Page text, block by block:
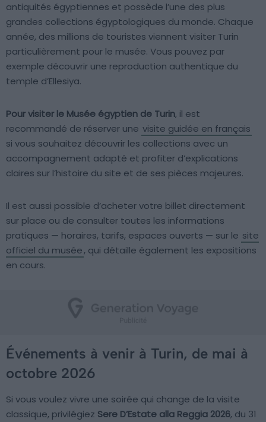
antiquités égyptiennes et possède l’une des plus
grandes collections égyptologiques du monde. Chaque
année, des millions de touristes viennent visiter Turin
particulièrement pour le musée. Vous pouvez par
exemple découvrir une reproduction authentique du
temple d’Ellesiya.
Pour visiter le Musée égyptien de Turin, il est
recommandé de réserver une visite guidée en français
si vous souhaitez découvrir les collections avec un
accompagnement adapté et profiter d’explications
claires sur l’histoire du site et de ses pièces majeures.
Il est aussi possible d’acheter votre billet directement
sur place ou de consulter toutes les informations
pratiques — horaires, tarifs, espaces ouverts — sur le site
officiel du musée, qui détaille également les expositions
en cours.
Événements à venir à Turin, de mai à
octobre 2026
Si vous voulez vivre une soirée qui change de la visite
classique, privilégiez Sere D’Estate alla Reggia 2026, du 31